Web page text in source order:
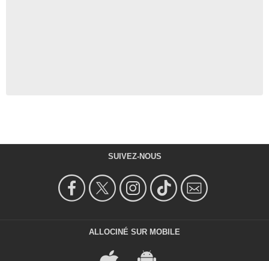
SUIVEZ-NOUS
ALLOCINÉ SUR MOBILE